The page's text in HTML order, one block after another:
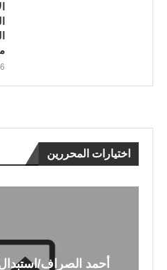
اختيارات المحررين
أحمد الصراف/